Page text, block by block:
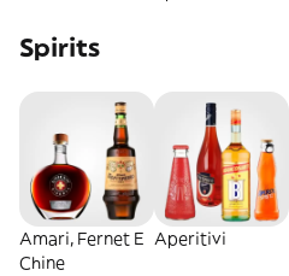
Spirits
Amari, Fernet E
Chine
Aperitivi